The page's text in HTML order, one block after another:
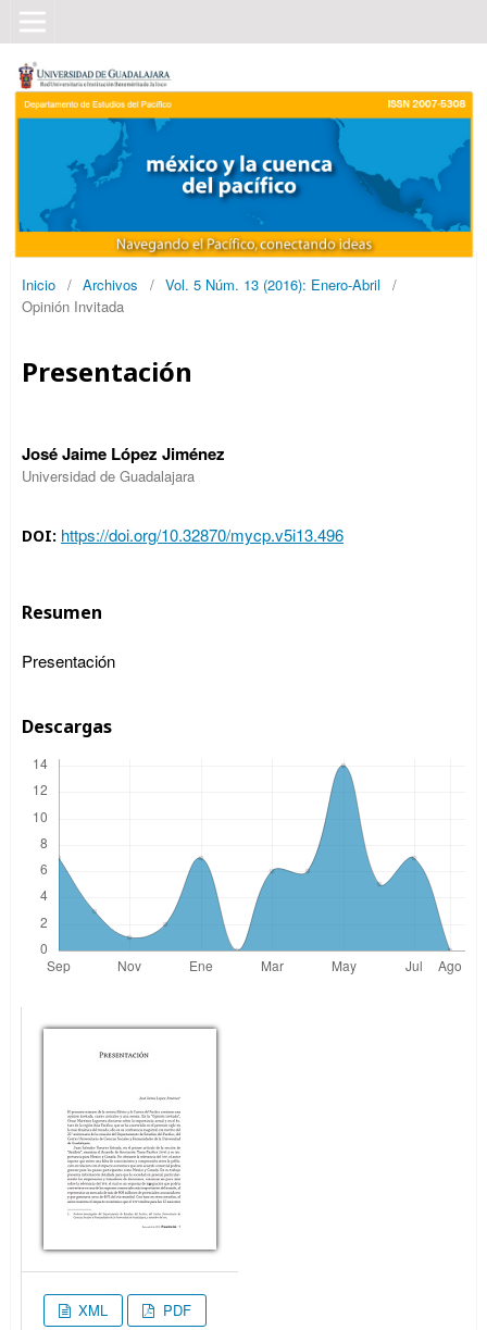
Inicio / Archivos / Vol. 5 Núm. 13 (2016): Enero-Abril
/
Opinión Invitada
Presentación
José Jaime López Jiménez
Universidad de Guadalajara
DOI: https://doi.org/10.32870/mycp.v5i13.496
Resumen
Presentación
Descargas
XML PDF